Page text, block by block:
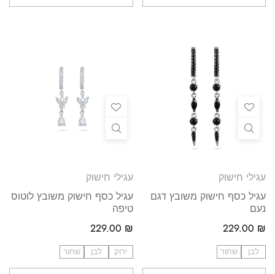
עגילי חישוק
עגיל כסף חישוק משובץ דגם
נעם
229.00 ₪
לבן שחור
עגילי חישוק
עגיל כסף חישוק משובץ לוטוס
טיפה
229.00 ₪
ירוק לבן שחור